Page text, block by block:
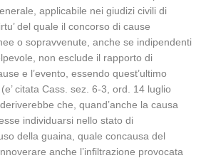
applicabile nei giudizi civili di
del quale il concorso di cause
o sopravvenute, anche se indipendenti
non esclude il rapporto di
e l’evento, essendo quest’ultimo
citata Cass. sez. 6-3, ord. 14 luglio
che, quand’anche la causa
individuarsi nello stato di
della guaina, quale concausa del
anche l’infiltrazione provocata